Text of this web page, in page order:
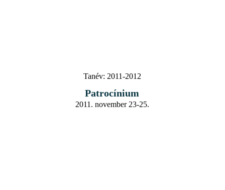
Tanév: 2011-2012
Patrocínium
2011. november 23-25.